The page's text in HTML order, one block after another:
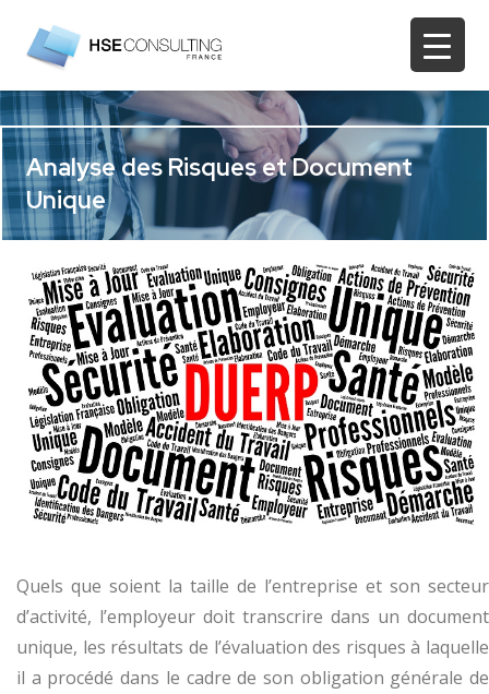
Analyse des Risques et Document
Unique
Quels que soient la taille de l’entreprise et son secteur
d’activité, l’employeur doit transcrire dans un document
unique, les résultats de l’évaluation des risques à laquelle
il a procédé dans le cadre de son obligation générale de